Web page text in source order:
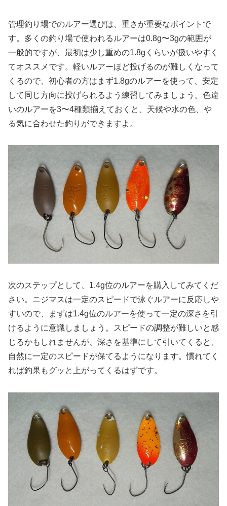
管理釣り場でのルアー選びは、重さが重要なポイントで
す。多くの釣り場で使われるルアーは0.8g〜3gの範囲が
一般的ですが、最初は少し重めの1.8gくらいが扱いやすく
てオススメです。軽いルアーほど投げるのが難しくなって
くるので、初心者の方はまず1.8gのルアーを使って、安定
して同じ方向に投げられるよう練習してみましょう。色違
いのルアーを3〜4種類揃えておくと、天候や水の色、や
る気に合わせた釣りができますよ。
次のステップとして、1.4g位のルアーを購入してみてくだ
さい。ニジマスは一定のスピードで泳ぐルアーに反応しや
すいので、まずは1.4g位のルアーを使って一定の深さを引
けるように意識しましょう。スピードの調整が難しいと感
じるかもしれませんが、深さを基準にして引いてくると、
自然に一定のスピードが保てるようになります。慣れてく
れば釣果もグッと上がってくるはずです。